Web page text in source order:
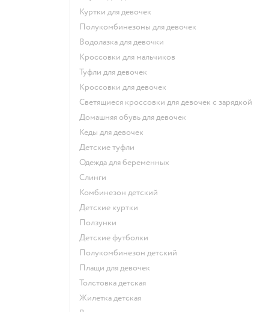
Куртки для девочек
Полукомбинезоны для девочек
Водолазка для девочки
Кроссовки для мальчиков
Туфли для девочек
Кроссовки для девочек
Светящиеся кроссовки для девочек с зарядкой
Домашняя обувь для девочек
Кеды для девочек
Детские туфли
Одежда для беременных
Слинги
Комбинезон детский
Детские куртки
Ползунки
Детские футболки
Полукомбинезон детский
Плащи для девочек
Толстовка детская
Жилетка детская